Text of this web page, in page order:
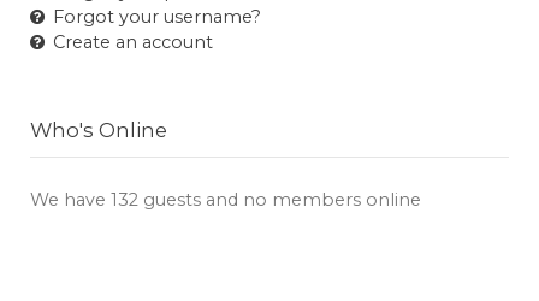
Forgot your username?
Create an account
Who's Online
We have 132 guests and no members online